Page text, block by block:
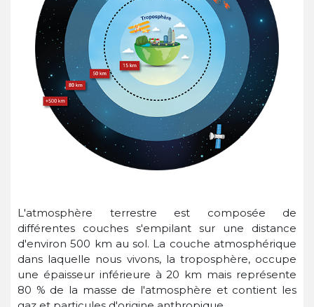
L'atmosphère terrestre est composée de
différentes couches s'empilant sur une distance
d'environ 500 km au sol. La couche atmosphérique
dans laquelle nous vivons, la troposphère, occupe
une épaisseur inférieure à 20 km mais représente
80 % de la masse de l'atmosphère et contient les